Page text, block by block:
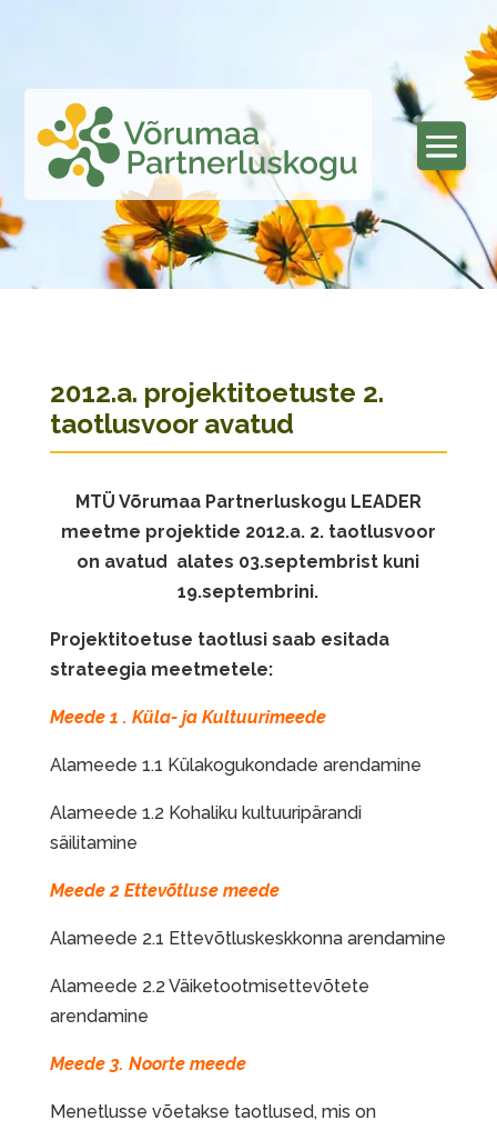
2012.a. projektitoetuste 2.
taotlusvoor avatud
MTÜ Võrumaa Partnerluskogu LEADER
meetme projektide 2012.a. 2. taotlusvoor
on avatud alates 03.septembrist kuni
19.septembrini.
Projektitoetuse taotlusi saab esitada
strateegia meetmetele:
Meede 1 . Küla- ja Kultuurimeede
Alameede 1.1 Külakogukondade arendamine
Alameede 1.2 Kohaliku kultuuripärandi
säilitamine
Meede 2 Ettevõtluse meede
Alameede 2.1 Ettevõtluskeskkonna arendamine
Alameede 2.2 Väiketootmisettevõtete
arendamine
Meede 3. Noorte meede
Menetlusse võetakse taotlused, mis on